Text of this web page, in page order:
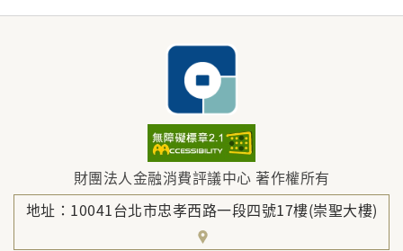
財團法人金融消費評議中心 著作權所有
地址：10041台北市忠孝西路一段四號17樓(崇聖大樓)